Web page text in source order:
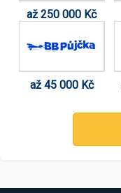
až 250 000 Kč
až 45 000 Kč